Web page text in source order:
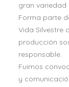
gran variedad
Forma parte
Vida Silvestre
producción
responsable.
Fuimos
y